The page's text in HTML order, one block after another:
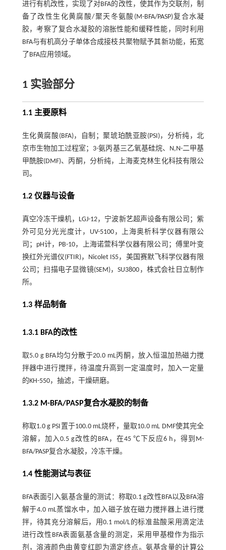
进行有机改性，实现了对BFA的改性，使其作为交联剂，制
备了改性生化黄腐酸/聚天冬氨酸(M-BFA/PASP)复合水凝
胶，考察了复合水凝胶的溶胀性能和缓释性能，同时利用
BFA与有机高分子单体合成接枝共聚物赋予其新功能，拓宽
了BFA应用领域。
1 实验部分
1.1 主要原料
生化黄腐酸(BFA)，自制；聚琥珀酰亚胺(PSI)，分析纯，北
京市生物加工过程室；3-氨丙基三乙氧基硅烷、N,N-二甲基
甲酰胺(DMF)、丙酮，分析纯，上海麦克林生化科技有限公
司。
1.2 仪器与设备
真空冷冻干燥机，LGJ-12，宁波新艺超声设备有限公司；紫
外可见分光光度计，UV-5100，上海奥析科学仪器有限公
司；pH计，PB-10，上海诺萱科学仪器有限公司；傅里叶变
换红外光谱仪(FTIR)，Nicolet IS5，美国赛默飞科学仪器有限
公司；扫描电子显微镜(SEM)，SU3800，株式会社日立制作
所。
1.3 样品制备
1.3.1 BFA的改性
取5.0 g BFA均匀分散于20.0 mL丙酮，放入恒温加热磁力搅
拌器中进行搅拌，待温度升高到一定温度时，加入一定量
的KH-550，抽滤，干燥研磨。
1.3.2 M-BFA/PASP复合水凝胶的制备
称取1.0 g PSI置于100.0 mL烧杯，量取10.0 mL DMF使其完全
溶解，加入0.5 g改性的BFA，在45 ℃下反应6 h，得到M-
BFA/PASP复合水凝胶，冷冻干燥。
1.4 性能测试与表征
BFA表面引入氨基含量的测试：称取0.1 g改性BFA以及BFA溶
解于4.0 mL蒸馏水中，加入磁子放在磁力搅拌器上进行搅
拌，待其充分溶解后，用0.1 mol/L的标准盐酸采用滴定法
进行改性BFA表面氨基含量的测定，采用甲基橙作为指示
剂，溶液颜色由黄变红即为滴定终点。氨基含量的计算公